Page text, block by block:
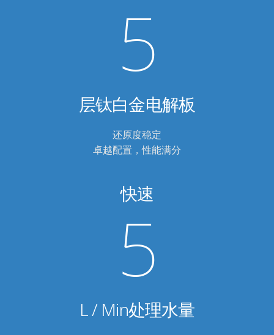
5
层钛白金电解板
还原度稳定
卓越配置，性能满分
快速
5
L / Min处理水量